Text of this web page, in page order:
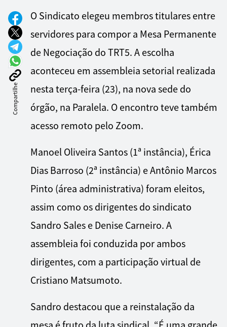
Compartilhe
O Sindicato elegeu membros titulares entre
servidores para compor a Mesa Permanente
de Negociação do TRT5. A escolha
aconteceu em assembleia setorial realizada
nesta terça-feira (23), na nova sede do
órgão, na Paralela. O encontro teve também
acesso remoto pelo Zoom.
Manoel Oliveira Santos (1ª instância), Érica
Dias Barroso (2ª instância) e Antônio Marcos
Pinto (área administrativa) foram eleitos,
assim como os dirigentes do sindicato
Sandro Sales e Denise Carneiro. A
assembleia foi conduzida por ambos
dirigentes, com a participação virtual de
Cristiano Matsumoto.
Sandro destacou que a reinstalação da